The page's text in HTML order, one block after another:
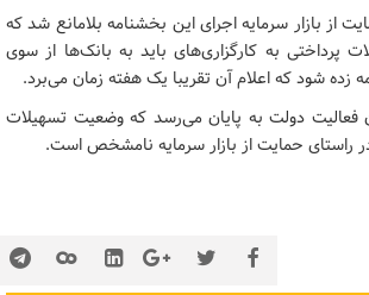
از بازار سرمایه اجرای این بخشنامه بلامانع شد که
پرداختی به کارگزاری‌های باید به بانک‌ها از سوی
زده شود که اعلام آن تقریبا یک هفته زمان می‌برد.
فعالیت دولت به پایان می‌رسد که وضعیت تسهیلات
راستای حمایت از بازار سرمایه نامشخص است.